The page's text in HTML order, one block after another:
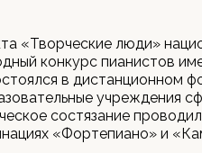
«Творческие люди»
конкурс пианистов
в дистанционном
учреждения
состязание
«Фортепиано» и